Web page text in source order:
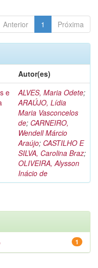
Anterior 1 Próxima
Autor(es)
e
ALVES, Maria Odete;
ARAÚJO, Lídia
Maria Vasconcelos
de; CARNEIRO,
Wendell Márcio
Araújo; CASTILHO E
SILVA, Carolina Braz;
OLIVEIRA, Alysson
Inácio de
1